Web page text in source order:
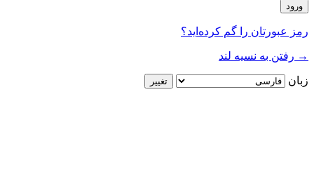
رمز عبورتان را گم کرده‌اید؟
→ رفتن به نسیه لند
زبان